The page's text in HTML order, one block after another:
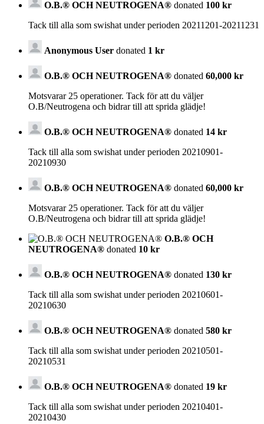
O.B.® OCH NEUTROGENA® donated 100 kr
Tack till alla som swishat under perioden 20211201-20211231
Anonymous User donated 1 kr
O.B.® OCH NEUTROGENA® donated 60,000 kr
Motsvarar 25 operationer. Tack för att du väljer
O.B/Neutrogena och bidrar till att sprida glädje!
O.B.® OCH NEUTROGENA® donated 14 kr
Tack till alla som swishat under perioden 20210901-
20210930
O.B.® OCH NEUTROGENA® donated 60,000 kr
Motsvarar 25 operationer. Tack för att du väljer
O.B/Neutrogena och bidrar till att sprida glädje!
O.B.® OCH
NEUTROGENA® donated 10 kr
O.B.® OCH NEUTROGENA® donated 130 kr
Tack till alla som swishat under perioden 20210601-
20210630
O.B.® OCH NEUTROGENA® donated 580 kr
Tack till alla som swishat under perioden 20210501-
20210531
O.B.® OCH NEUTROGENA® donated 19 kr
Tack till alla som swishat under perioden 20210401-
20210430